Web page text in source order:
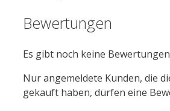
Bewertungen
Es gibt noch keine
Nur angemeldete Kunden, die
gekauft haben, dürfen eine